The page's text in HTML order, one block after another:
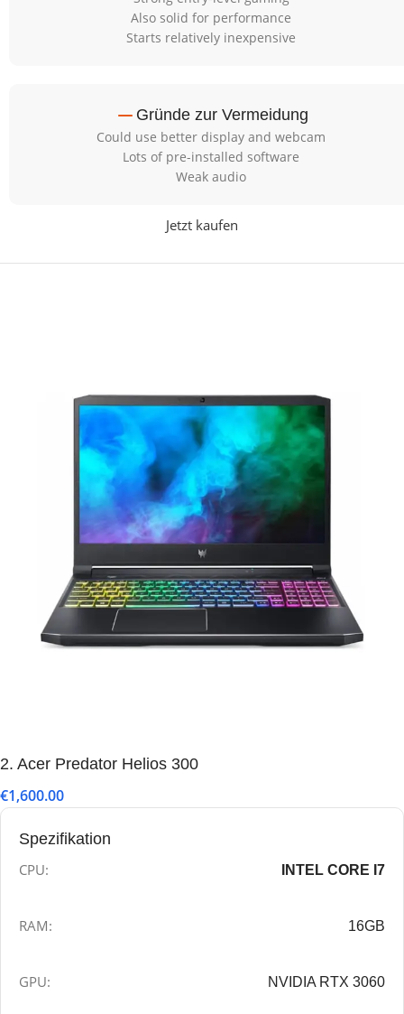
Also solid for performance
Starts relatively inexpensive
Gründe zur Vermeidung
Could use better display and webcam
Lots of pre-installed software
Weak audio
Jetzt kaufen
2. Acer Predator Helios 300
€1,600.00
Spezifikation
CPU:
INTEL CORE I7
RAM: 16GB
GPU: NVIDIA RTX 3060